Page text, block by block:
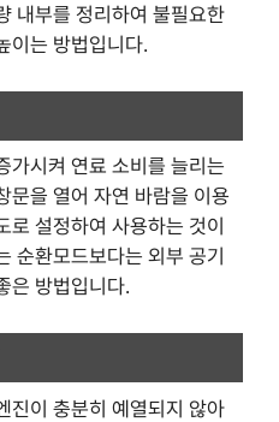
내부를 정리하여 불필요한
이는 방법입니다.
가시켜 연료 소비를 늘리는
문을 열어 자연 바람을 이용
설정하여 사용하는 것이
순환모드보다는 외부 공기
은 방법입니다.
진이 충분히 예열되지 않아